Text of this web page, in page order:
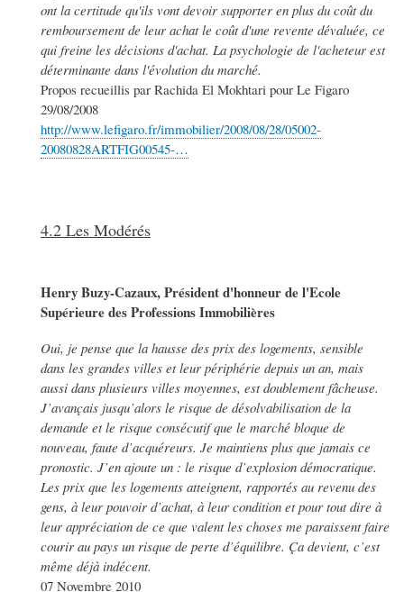
ont la certitude qu'ils vont devoir supporter en plus du coût du
remboursement de leur achat le coût d'une revente dévaluée, ce
qui freine les décisions d'achat. La psychologie de l'acheteur est
déterminante dans l'évolution du marché.
Propos recueillis par Rachida El Mokhtari pour Le Figaro
29/08/2008
http://www.lefigaro.fr/immobilier/2008/08/28/05002-
20080828ARTFIG00545-…
4.2 Les Modérés
Henry Buzy-Cazaux, Président d'honneur de l'Ecole
Supérieure des Professions Immobilières
Oui, je pense que la hausse des prix des logements, sensible
dans les grandes villes et leur périphérie depuis un an, mais
aussi dans plusieurs villes moyennes, est doublement fâcheuse.
J’avançais jusqu’alors le risque de désolvabilisation de la
demande et le risque consécutif que le marché bloque de
nouveau, faute d’acquéreurs. Je maintiens plus que jamais ce
pronostic. J’en ajoute un : le risque d’explosion démocratique.
Les prix que les logements atteignent, rapportés au revenu des
gens, à leur pouvoir d’achat, à leur condition et pour tout dire à
leur appréciation de ce que valent les choses me paraissent faire
courir au pays un risque de perte d’équilibre. Ça devient, c’est
même déjà indécent.
07 Novembre 2010